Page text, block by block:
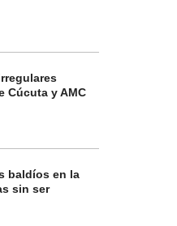
Cúcuta y AMC
baldíos en la
sin ser